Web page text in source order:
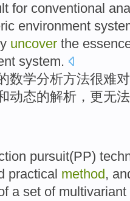
for conventional
environment
uncover the
system.
数学分析方法很难对
动态的解析，更无
pursuit(PP)
practical method,
a set of multivariant